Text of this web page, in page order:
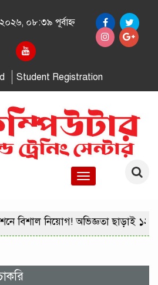
০৮:৩৯ পূর্বাহ্ন
Student Registration
Toggle
বিশাল নিয়োগ! অভিজ্ঞতা ছাড়াই